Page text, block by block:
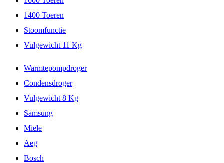
1400 Toeren
Stoomfunctie
Vulgewicht 11 Kg
Warmtepompdroger
Condensdroger
Vulgewicht 8 Kg
Samsung
Miele
Aeg
Bosch